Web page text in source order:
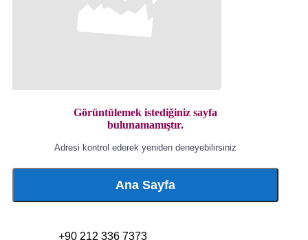
Görüntülemek istediğiniz sayfa
bulunamamıştır.
Adresi kontrol ederek yeniden deneyebilirsiniz
Ana Sayfa
+90 212 336 7373